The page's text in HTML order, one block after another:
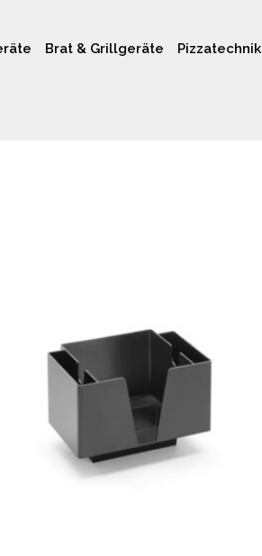
Brat & Grillgeräte Pizzatechnik